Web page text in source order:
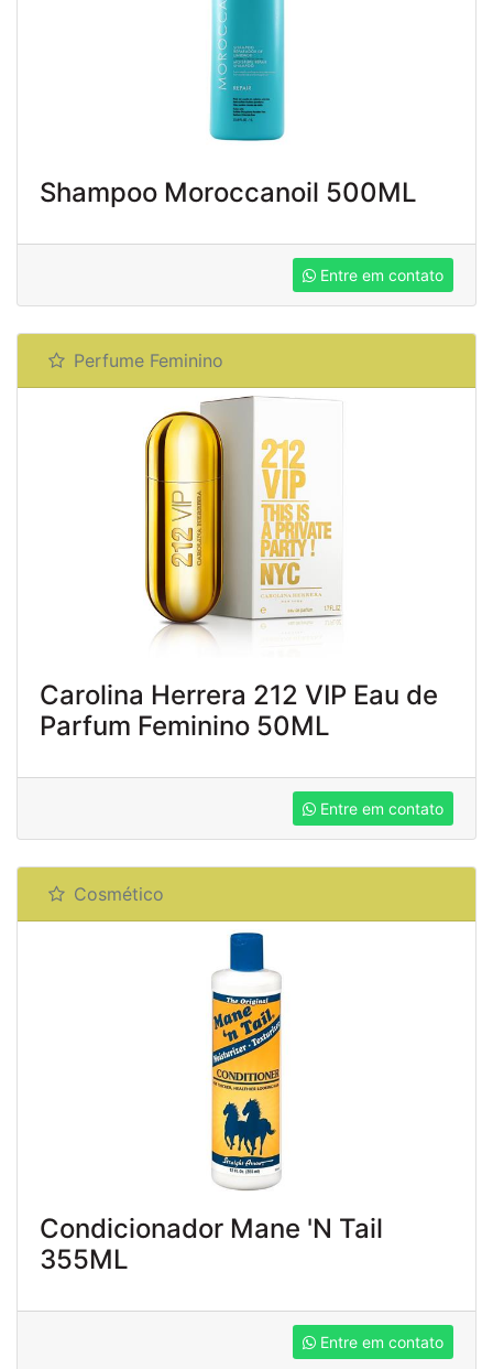
Shampoo Moroccanoil 500ML
Entre em contato
Perfume Feminino
Carolina Herrera 212 VIP Eau de
Parfum Feminino 50ML
Entre em contato
Cosmético
Condicionador Mane 'N Tail
355ML
Entre em contato